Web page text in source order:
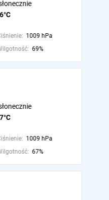
1009 hPa
69%
1009 hPa
67%